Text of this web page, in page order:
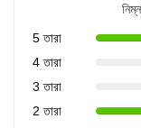
5 তারা
4 তারা
3 তারা
2 তারা